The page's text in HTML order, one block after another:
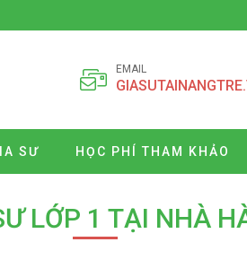
EMAIL
SƯ HỌC PHÍ THAM KHẢO
LỚP 1 TẠI NHÀ